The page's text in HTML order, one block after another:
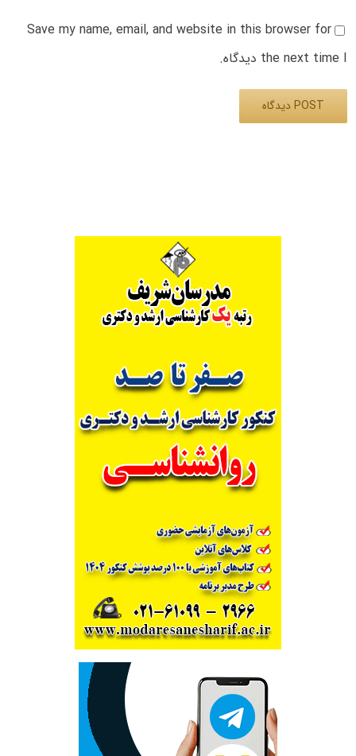
Save my name, email, and website in this browser for
the next time I دیدگاه.